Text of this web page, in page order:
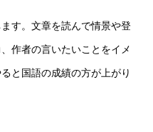
す。文章を読んで情景や登
作者の言いたいことをイメ
と国語の成績の方が上がり